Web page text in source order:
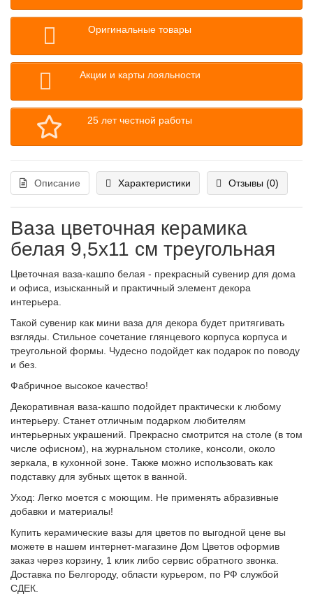
Оригинальные товары
Акции и карты лояльности
25 лет честной работы
Описание Характеристики Отзывы (0)
Ваза цветочная керамика
белая 9,5х11 см треугольная
Цветочная ваза-кашпо белая - прекрасный сувенир для дома
и офиса, изысканный и практичный элемент декора
интерьера.
Такой сувенир как мини ваза для декора будет притягивать
взгляды. Стильное сочетание глянцевого корпуса корпуса и
треугольной формы. Чудесно подойдет как подарок по поводу
и без.
Фабричное высокое качество!
Декоративная ваза-кашпо подойдет практически к любому
интерьеру. Станет отличным подарком любителям
интерьерных украшений. Прекрасно смотрится на столе (в том
числе офисном), на журнальном столике, консоли, около
зеркала, в кухонной зоне. Также можно использовать как
подставку для зубных щеток в ванной.
Уход: Легко моется с моющим. Не применять абразивные
добавки и материалы!
Купить керамические вазы для цветов по выгодной цене вы
можете в нашем интернет-магазине Дом Цветов оформив
заказ через корзину, 1 клик либо сервис обратного звонка.
Доставка по Белгороду, области курьером, по РФ службой
СДЕК.